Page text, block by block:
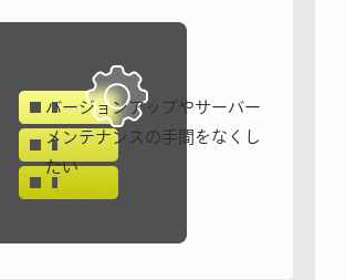
バージョンアップやサーバー
メンテナンスの手間をなくし
たい